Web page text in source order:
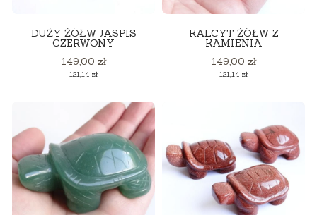
DUŻY ŻÓŁW JASPIS
CZERWONY
Cena
149,00 zł
Cena
121,14 zł
KALCYT ŻÓŁW Z
KAMIENIA
Cena
149,00 zł
Cena
121,14 zł